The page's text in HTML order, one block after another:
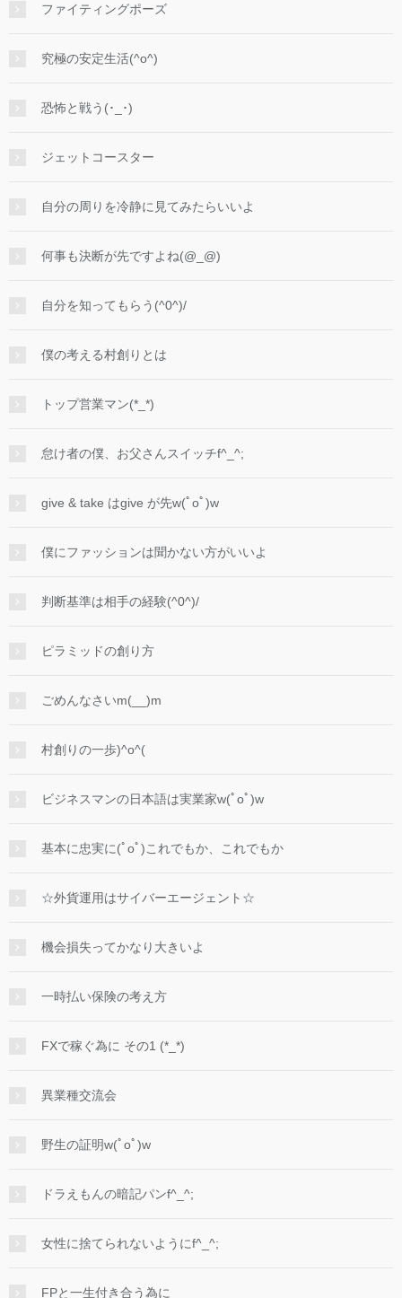
ファイティングポーズ
究極の安定生活(^o^)
恐怖と戦う(･_･)
ジェットコースター
自分の周りを冷静に見てみたらいいよ
何事も決断が先ですよね(@_@)
自分を知ってもらう(^0^)/
僕の考える村創りとは
トップ営業マン(*_*)
怠け者の僕、お父さんスイッチf^_^;
give & take はgive が先w(ﾟoﾟ)w
僕にファッションは聞かない方がいいよ
判断基準は相手の経験(^0^)/
ピラミッドの創り方
ごめんなさいm(__)m
村創りの一歩)^o^(
ビジネスマンの日本語は実業家w(ﾟoﾟ)w
基本に忠実に(ﾟoﾟ)これでもか、これでもか
☆外貨運用はサイバーエージェント☆
機会損失ってかなり大きいよ
一時払い保険の考え方
FXで稼ぐ為に その1 (*_*)
異業種交流会
野生の証明w(ﾟoﾟ)w
ドラえもんの暗記パンf^_^;
女性に捨てられないようにf^_^;
FPと一生付き合う為に